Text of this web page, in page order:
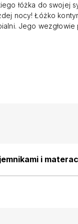
łóżka do swojej
nocy! Łóżko
Jego
ze względu na
i